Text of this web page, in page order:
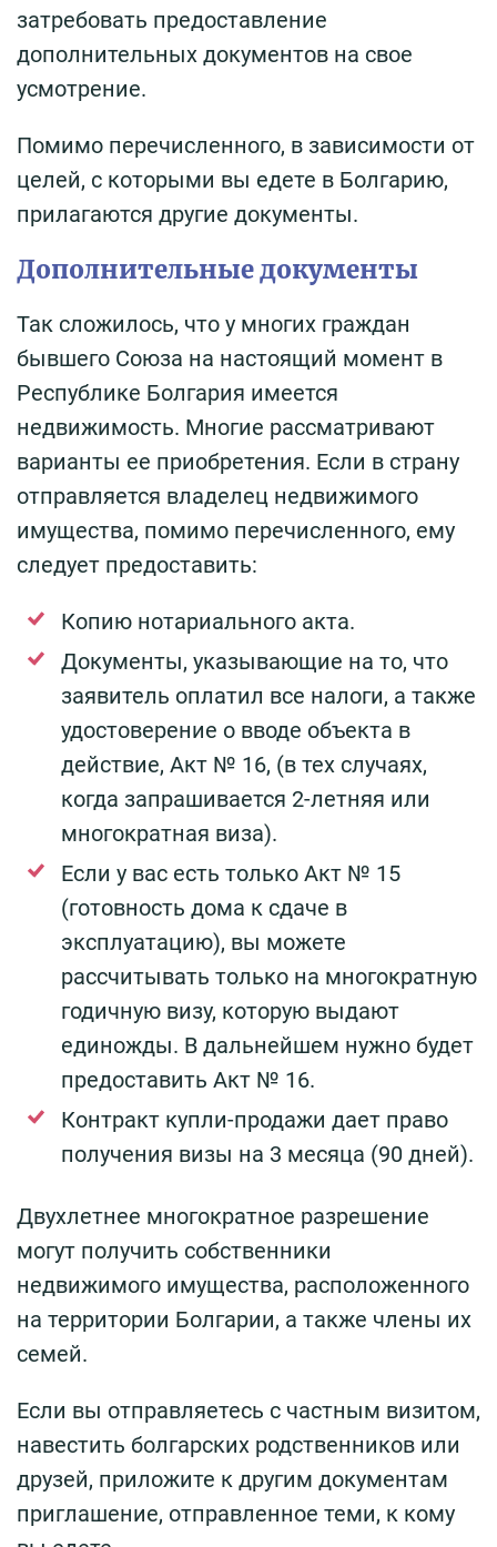
затребовать предоставление
дополнительных документов на свое
усмотрение.
Помимо перечисленного, в зависимости от
целей, с которыми вы едете в Болгарию,
прилагаются другие документы.
Дополнительные документы
Так сложилось, что у многих граждан
бывшего Союза на настоящий момент в
Республике Болгария имеется
недвижимость. Многие рассматривают
варианты ее приобретения. Если в страну
отправляется владелец недвижимого
имущества, помимо перечисленного, ему
следует предоставить:
Копию нотариального акта.
Документы, указывающие на то, что
заявитель оплатил все налоги, а также
удостоверение о вводе объекта в
действие, Акт № 16, (в тех случаях,
когда запрашивается 2-летняя или
многократная виза).
Если у вас есть только Акт № 15
(готовность дома к сдаче в
эксплуатацию), вы можете
рассчитывать только на многократную
годичную визу, которую выдают
единожды. В дальнейшем нужно будет
предоставить Акт № 16.
Контракт купли-продажи дает право
получения визы на 3 месяца (90 дней).
Двухлетнее многократное разрешение
могут получить собственники
недвижимого имущества, расположенного
на территории Болгарии, а также члены их
семей.
Если вы отправляетесь с частным визитом,
навестить болгарских родственников или
друзей, приложите к другим документам
приглашение, отправленное теми, к кому